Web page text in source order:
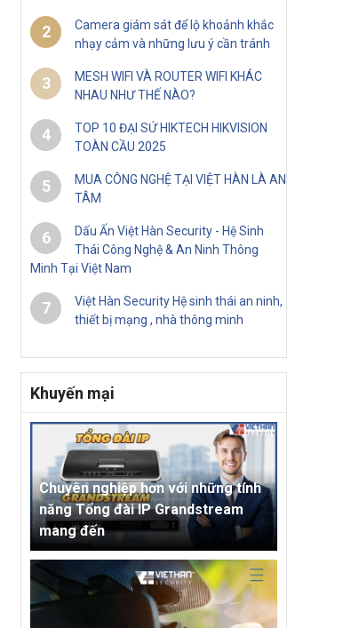
2
Camera giám sát để lộ khoảnh khắc
nhạy cảm và những lưu ý cần tránh
3
MESH WIFI VÀ ROUTER WIFI KHÁC
NHAU NHƯ THẾ NÀO?
4
TOP 10 ĐẠI SỨ HIKTECH HIKVISION
TOÀN CẦU 2025
5
MUA CÔNG NGHỆ TẠI VIỆT HÀN LÀ AN
TÂM
6
Dấu Ấn Việt Hàn Security - Hệ Sinh
Thái Công Nghệ & An Ninh Thông
Minh Tại Việt Nam
7
Việt Hàn Security Hệ sinh thái an ninh,
thiết bị mạng , nhà thông minh
Khuyến mại
Chuyên nghiệp hơn với những tính
năng Tổng đài IP Grandstream
mang đến